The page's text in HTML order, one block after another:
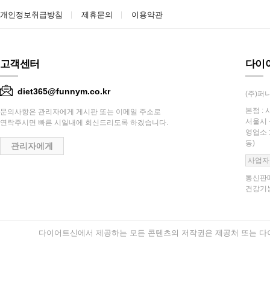
개인정보취급방침 제휴문의 이용약관
고객센터
diet365@funnym.co.kr
문의사항은 관리자에게 게시판 또는 이메일 주소로
연락주시면 빠른 시일내에 회신드리도록 하겠습니다.
관리자에게
다이
(주)퍼
본점 :
서울시
영업소
동)
사업
통신판
건강기
다이어트신에서 제공하는 모든 콘텐츠의 저작권은 제공처 또는